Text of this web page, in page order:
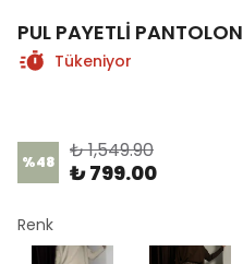
PUL PAYETLİ PANTOLON
Tükeniyor
%48 ₺ 1,549.90
₺ 799.00
Renk